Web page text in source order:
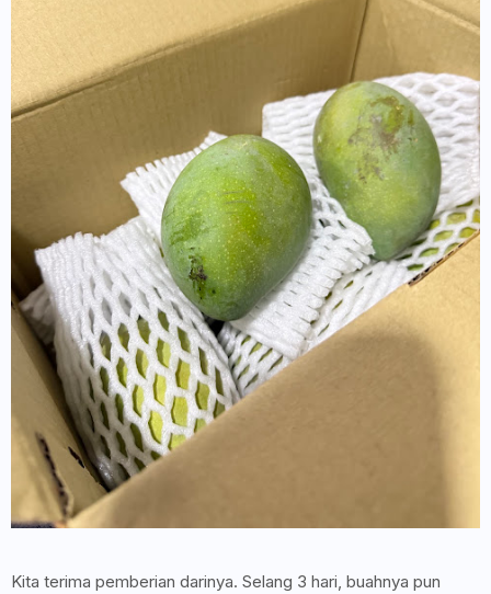
Kita terima pemberian darinya. Selang 3 hari, buahnya pun